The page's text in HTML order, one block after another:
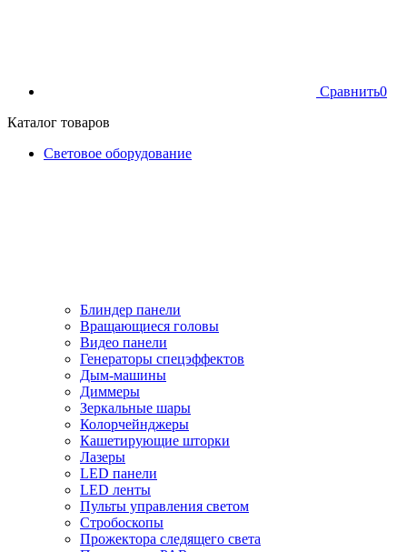
Сравнить0
Каталог товаров
Световое оборудование
Блиндер панели
Вращающиеся головы
Видео панели
Генераторы спецэффектов
Дым-машины
Диммеры
Зеркальные шары
Колорчейнджеры
Кашетирующие шторки
Лазеры
LED панели
LED ленты
Пульты управления светом
Стробоскопы
Прожектора следящего света